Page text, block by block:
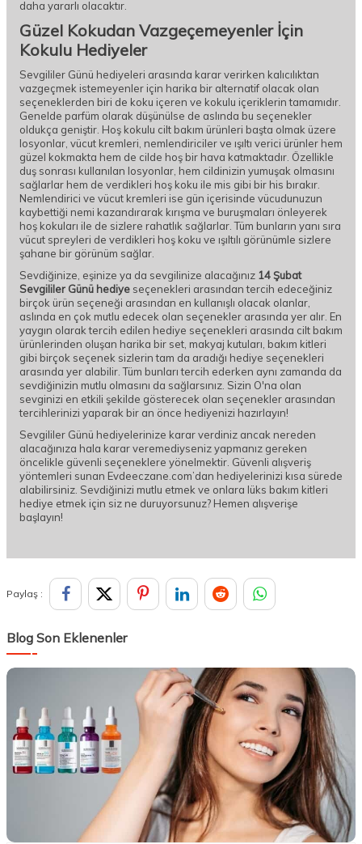
daha yararlı olacaktır.
Güzel Kokudan Vazgeçemeyenler İçin
Kokulu Hediyeler
Sevgililer Günü hediyeleri arasında karar verirken kalıcılıktan
vazgeçmek istemeyenler için harika bir alternatif olacak olan
seçeneklerden biri de koku içeren ve kokulu içeriklerin tamamıdır.
Genelde parfüm olarak düşünülse de aslında bu seçenekler
oldukça geniştir. Hoş kokulu cilt bakım ürünleri başta olmak üzere
losyonlar, vücut kremleri, nemlendiriciler ve ışıltı verici ürünler hem
güzel kokmakta hem de cilde hoş bir hava katmaktadır. Özellikle
duş sonrası kullanılan losyonlar, hem cildinizin yumuşak olmasını
sağlarlar hem de verdikleri hoş koku ile mis gibi bir his bırakır.
Nemlendirici ve vücut kremleri ise gün içerisinde vücudunuzun
kaybettiği nemi kazandırarak kırışma ve buruşmaları önleyerek
hoş kokuları ile de sizlere rahatlık sağlarlar. Tüm bunların yanı sıra
vücut spreyleri de verdikleri hoş koku ve ışıltılı görünümle sizlere
şahane bir görünüm sağlar.
Sevdiğinize, eşinize ya da sevgilinize alacağınız 14 Şubat
Sevgililer Günü hediye seçenekleri arasından tercih edeceğiniz
birçok ürün seçeneği arasından en kullanışlı olacak olanlar,
aslında en çok mutlu edecek olan seçenekler arasında yer alır. En
yaygın olarak tercih edilen hediye seçenekleri arasında cilt bakım
ürünlerinden oluşan harika bir set, makyaj kutuları, bakım kitleri
gibi birçok seçenek sizlerin tam da aradığı hediye seçenekleri
arasında yer alabilir. Tüm bunları tercih ederken aynı zamanda da
sevdiğinizin mutlu olmasını da sağlarsınız. Sizin O'na olan
sevginizi en etkili şekilde gösterecek olan seçenekler arasından
tercihlerinizi yaparak bir an önce hediyenizi hazırlayın!
Sevgililer Günü hediyelerinize karar verdiniz ancak nereden
alacağınıza hala karar veremediyseniz yapmanız gereken
öncelikle güvenli seçeneklere yönelmektir. Güvenli alışveriş
yöntemleri sunan Evdeeczane.com’dan hediyelerinizi kısa sürede
alabilirsiniz. Sevdiğinizi mutlu etmek ve onlara lüks bakım kitleri
hediye etmek için siz ne duruyorsunuz? Hemen alışverişe
başlayın!
Paylaş :
Blog Son Eklenenler